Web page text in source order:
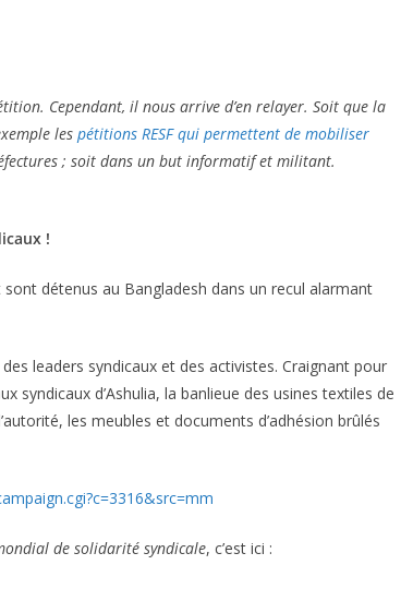
Cependant, il nous arrive d’en relayer. Soit que la
les pétitions RESF qui permettent de mobiliser
; soit dans un but informatif et militant.
!
détenus au Bangladesh dans un recul alarmant
leaders syndicaux et des activistes. Craignant pour
syndicaux d’Ashulia, la banlieue des usines textiles de
les meubles et documents d’adhésion brûlés
de solidarité syndicale, c’est ici :